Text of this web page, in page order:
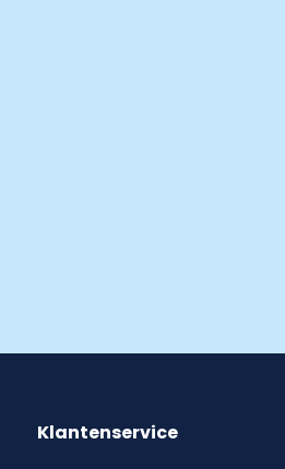
Klantenservice